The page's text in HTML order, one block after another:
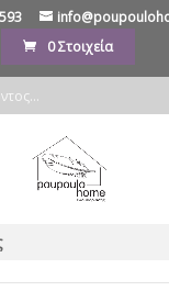
0 Στοιχεία